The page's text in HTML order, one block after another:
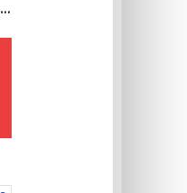
Брошюра "А-6" на 2 скрепки - 16 страниц